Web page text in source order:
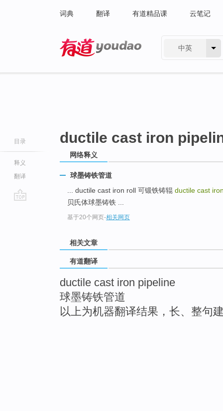
词典 翻译 有道精品课 云笔记
中英
目录
释义
翻译
ductile cast iron
网络释义
球墨铸铁管道
... ductile cast iron roll 可锻铁铸辊 ductile cast
贝氏体球墨铸铁 ...
基于20个网页-相关网页
相关文章
有道翻译
ductile cast iron pipeline
球墨铸铁管道
以上为机器翻译结果，长、整句